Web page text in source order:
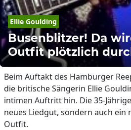
Ellie Goulding
Busenblitzer! Da
Outfit plötzlich
Beim Auftakt des Hamburger
die britische Sängerin Ellie
intimen Auftritt hin. Die 35-
neues Liedgut, sondern auch ein
Outfit.